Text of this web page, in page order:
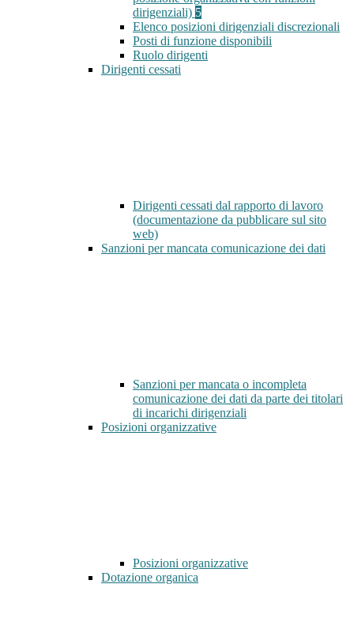
dirigenziali) 5
Elenco posizioni dirigenziali discrezionali
Posti di funzione disponibili
Ruolo dirigenti
Dirigenti cessati
Dirigenti cessati dal rapporto di lavoro
(documentazione da pubblicare sul sito
web)
Sanzioni per mancata comunicazione dei dati
Sanzioni per mancata o incompleta
comunicazione dei dati da parte dei titolari
di incarichi dirigenziali
Posizioni organizzative
Posizioni organizzative
Dotazione organica